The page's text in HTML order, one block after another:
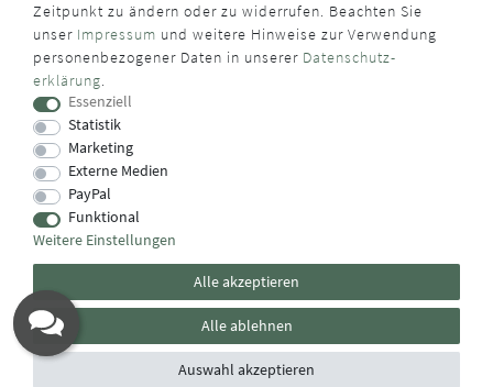
WUSSTEN SIE SCHON?
Das Käufersiegel des Händlerbunds garantiert Ihnen
100%.-ige Zahlungssicherheit, größtmöglichen Datenschutz
und Geld-zurück-Garantie bei Nicht- oder Falschlieferung.
Zeitpunkt zu ändern oder zu widerrufen. Beachten Sie
unser Impressum und weitere Hinweise zur Verwendung
personenbezogener Daten in unserer Daten­schutz­
erklärung.
Essenziell
Statistik
Marketing
Externe Medien
PayPal
Funktional
Weitere Einstellungen
Alle akzeptieren
Alle ablehnen
Auswahl akzeptieren